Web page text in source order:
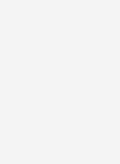
Glasfaserlösung an,
im Gebäude spleißfrei
Das System reicht
vorkonfektionierte
und Unterputz-
sind für eine Plug-